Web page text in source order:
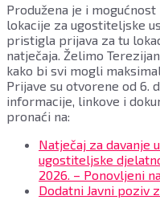
Produžena je i
lokacije za ugostiteljske
pristigla prijava za tu
natječaja. Želimo
kako bi svi mogli
Prijave su otvorene od 6.
informacije, linkove i
pronaći na:
Natječaj za davanje
ugostiteljske
2026. – Ponovljeni
Dodatni Javni poziv